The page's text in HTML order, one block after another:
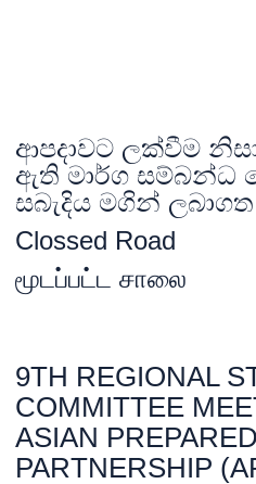
ආපදාවට ලක්වීම
ඇති මාර්ග සම්බන්ධ
සබැදිය මගින්
Clossed Road
மூடப்பட்ட சாலை
9TH REGIONAL
COMMITTEE
ASIAN
PARTNERSHIP